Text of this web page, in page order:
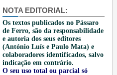
NOTA EDITORIAL:
Os textos publicados no Pássaro
de Ferro, são da responsabilidade
e autoria dos seus editores
(António Luís e Paulo Mata) e
colaboradores identificados, salvo
indicação em contrário.
O seu uso total ou parcial só